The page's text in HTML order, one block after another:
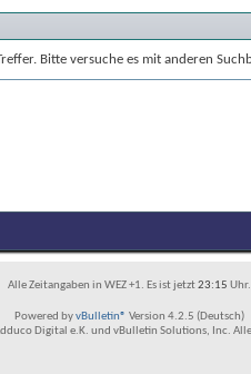
Bitte versuche es mit anderen
Alle Zeitangaben in WEZ +1. Es ist jetzt23:15 Uhr.
Powered byvBulletin® Version 4.2.5 (Deutsch)
Digital e.K. und vBulletin Solutions, Inc.